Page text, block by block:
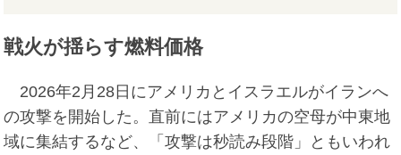
戦火が揺らす燃料価格
2026年2月28日にアメリカとイスラエルがイランへ
の攻撃を開始した。直前にはアメリカの空母が中東地
域に集結するなど、「攻撃は秒読み段階」ともいわれ